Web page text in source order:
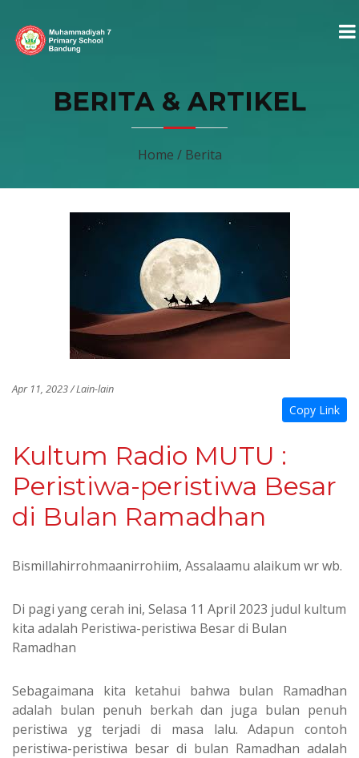
BERITA & ARTIKEL
Home / Berita
Apr 11, 2023 / Lain-lain
Copy Link
Kultum Radio MUTU :
Peristiwa-peristiwa Besar
di Bulan Ramadhan
Bismillahirrohmaanirrohiim, Assalaamu alaikum wr wb.
Di pagi yang cerah ini, Selasa 11 April 2023 judul kultum
kita adalah Peristiwa-peristiwa Besar di Bulan
Ramadhan
Sebagaimana kita ketahui bahwa bulan Ramadhan
adalah bulan penuh berkah dan juga bulan penuh
peristiwa yg terjadi di masa lalu. Adapun contoh
peristiwa-peristiwa besar di bulan Ramadhan adalah